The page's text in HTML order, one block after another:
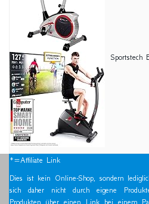
Sportstech
*=Affiliate Link
Dies ist kein Online-Shop, sondern
sich daher nicht durch eigene
Produkten über einen Link bei einem